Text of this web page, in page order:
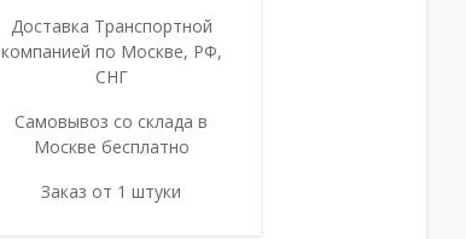
Доставка Транспортной
компанией по Москве, РФ,
СНГ
Самовывоз со склада в
Москве бесплатно
Заказ от 1 штуки